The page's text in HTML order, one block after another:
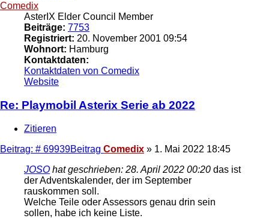
Comedix
AsterIX Elder Council Member
Beiträge: 7753
Registriert: 20. November 2001 09:54
Wohnort: Hamburg
Kontaktdaten:
Kontaktdaten von Comedix
Website
Re: Playmobil Asterix Serie ab 2022
Zitieren
Beitrag: # 69939Beitrag Comedix » 1. Mai 2022 18:45
JOSO hat geschrieben: 28. April 2022 00:20 das ist
der Adventskalender, der im September
rauskommen soll.
Welche Teile oder Assessors genau drin sein
sollen, habe ich keine Liste.